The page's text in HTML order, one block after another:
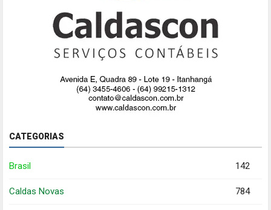
CATEGORIAS
Brasil 142
Caldas Novas 784